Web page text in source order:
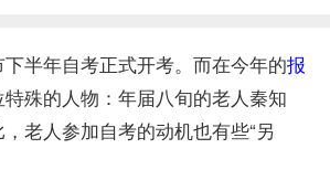
半年自考正式开考。而在今年的报
殊的人物：年届八旬的老人秦知
老人参加自考的动机也有些“另